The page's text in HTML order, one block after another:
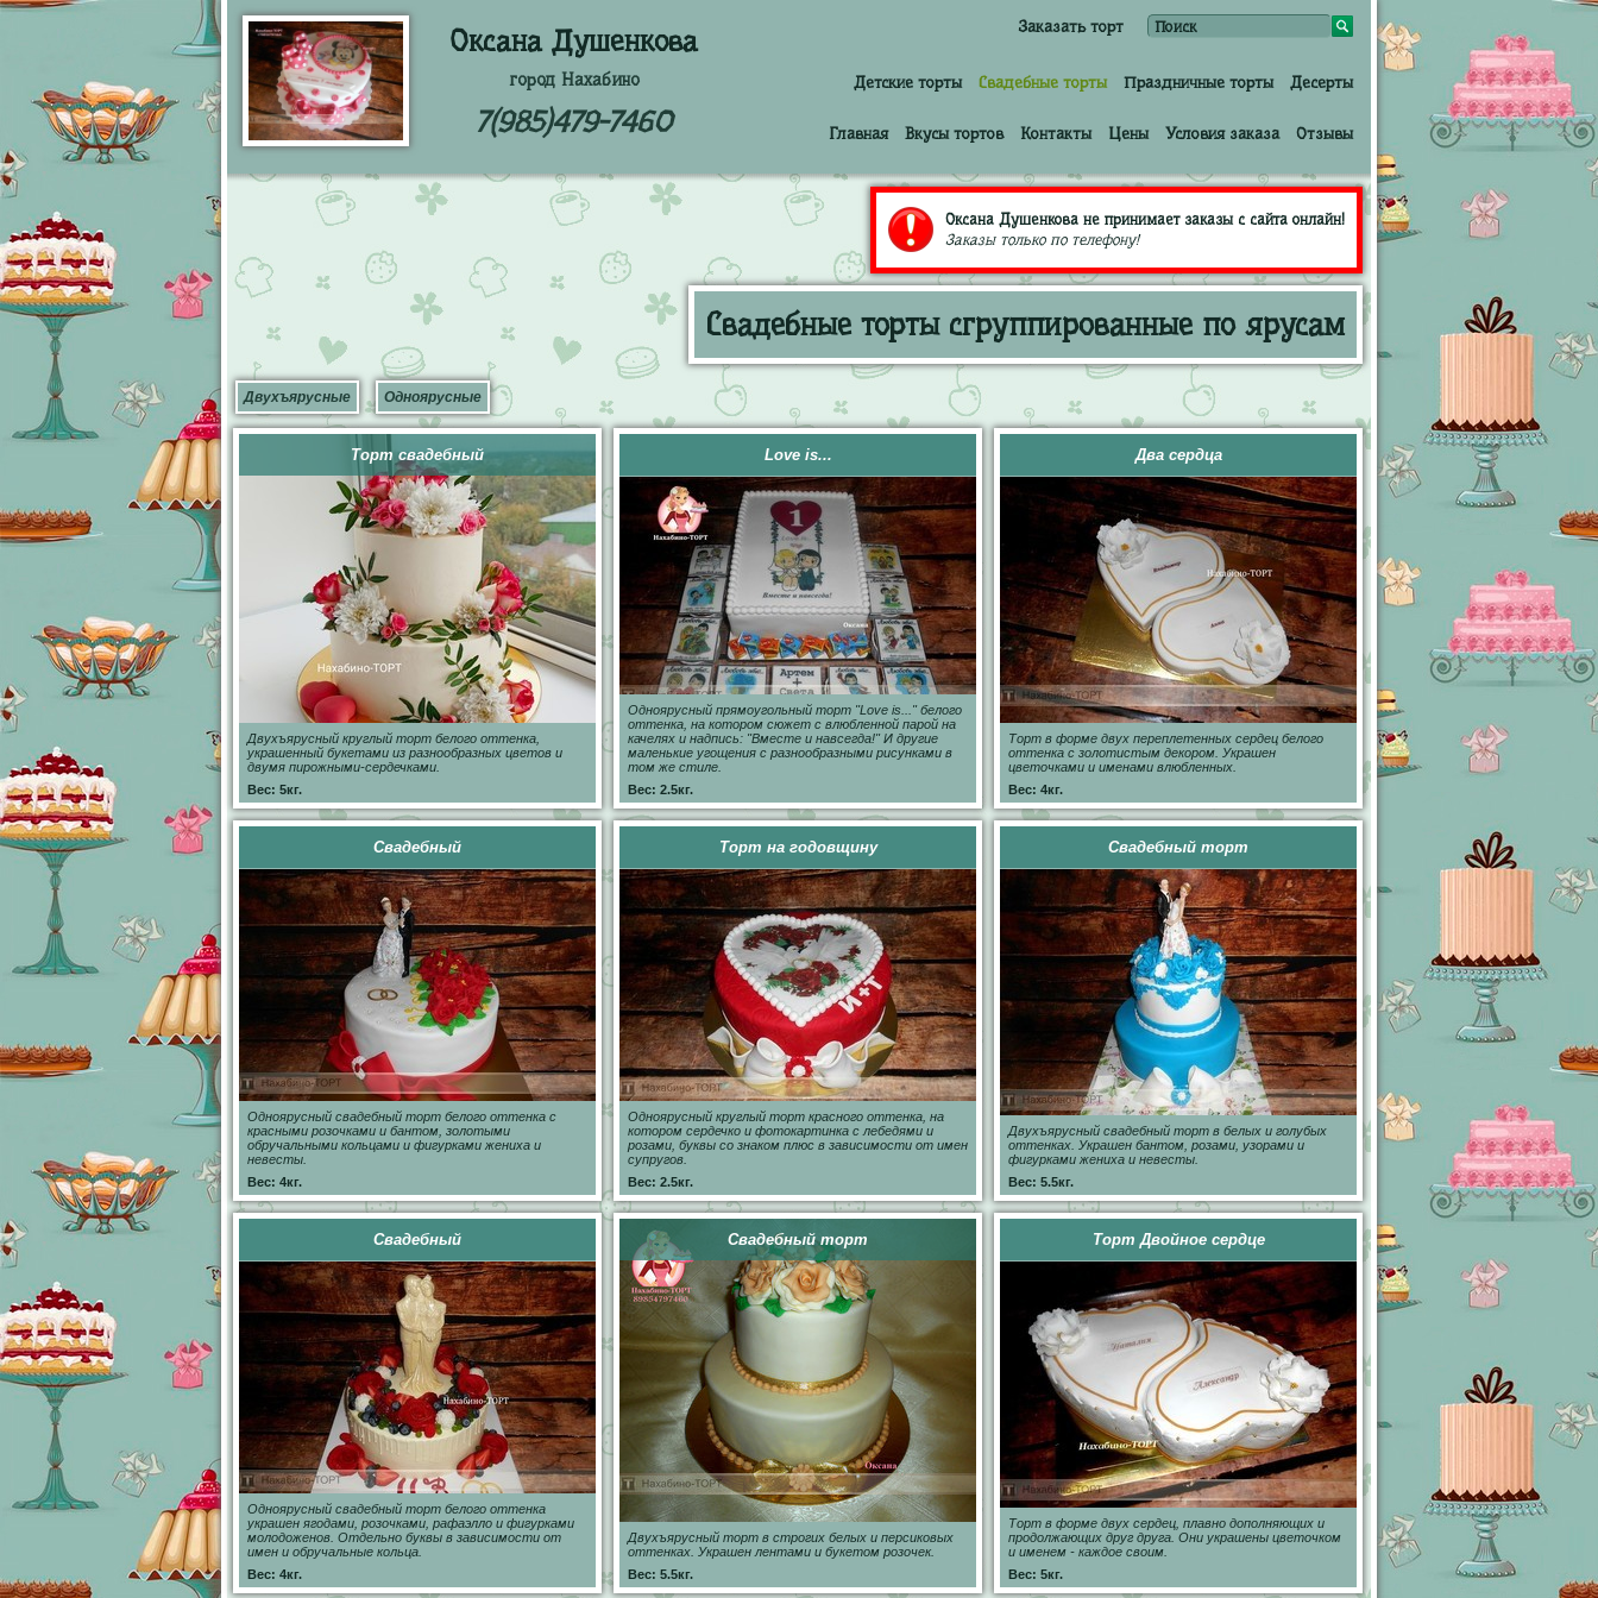
Оксана Душенкова
город Нахабино
7(985)479-7460
Заказать торт
Детские торты Свадебные торты Праздничные торты Десерты
Главная Вкусы тортов Контакты Цены Условия заказа Отзывы
Оксана Душенкова не принимает заказы с сайта онлайн!
Заказы только по телефону!
Свадебные торты сгруппированные по ярусам
Двухъярусные Одноярусные
Торт свадебный
Двухъярусный круглый торт белого оттенка,
украшенный букетами из разнообразных цветов и
двумя пирожными-сердечками.
Вес: 5кг.
Love is...
Одноярусный прямоугольный торт "Love is..." белого
оттенка, на котором сюжет с влюбленной парой на
качелях и надпись: "Вместе и навсегда!" И другие
маленькие угощения с разнообразными рисунками в
том же стиле.
Вес: 2.5кг.
Два сердца
Торт в форме двух переплетенных сердец белого
оттенка с золотистым декором. Украшен
цветочками и именами влюбленных.
Вес: 4кг.
Свадебный
Одноярусный свадебный торт белого оттенка с
красными розочками и бантом, золотыми
обручальными кольцами и фигурками жениха и
невесты.
Вес: 4кг.
Торт на годовщину
Одноярусный круглый торт красного оттенка, на
котором сердечко и фотокартинка с лебедями и
розами, буквы со знаком плюс в зависимости от имен
супругов.
Вес: 2.5кг.
Свадебный торт
Двухъярусный свадебный торт в белых и голубых
оттенках. Украшен бантом, розами, узорами и
фигурками жениха и невесты.
Вес: 5.5кг.
Свадебный
Одноярусный свадебный торт белого оттенка
украшен ягодами, розочками, рафаэлло и фигурками
молодоженов. Отдельно буквы в зависимости от
имен и обручальные кольца.
Вес: 4кг.
Свадебный торт
Двухъярусный торт в строгих белых и персиковых
оттенках. Украшен лентами и букетом розочек.
Вес: 5.5кг.
Торт Двойное сердце
Торт в форме двух сердец, плавно дополняющих и
продолжающих друг друга. Они украшены цветочком
и именем - каждое своим.
Вес: 5кг.